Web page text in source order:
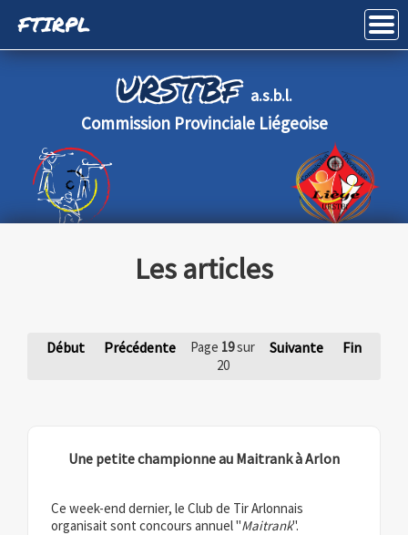
FTIRPL Haut de page
URSTBf a.s.b.l.
Commission Provinciale Liégeoise
Les articles
Début Précédente Page 19sur
20
Suivante Fin
Une petite championne au Maitrank à Arlon
Ce week-end dernier, le Club de Tir Arlonnais
organisait sont concours annuel "Maitrank".